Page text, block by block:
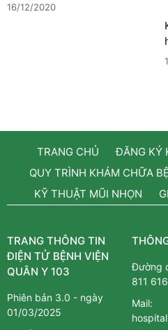
16/12/2020
TRANG CHỦ
ĐĂNG KÝ
QUY TRÌNH KHÁM CHỮA
KỸ THUẬT MŨI NHỌN
TRANG THÔNG TIN
ĐIỆN TỬ BỆNH VIỆN
QUÂN Y 103
Phiên bản 3.0 - ngày
01/03/2025
Đường
811 616
Mail: